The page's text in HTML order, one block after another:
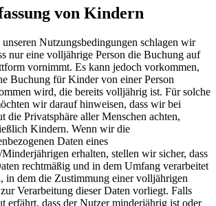
von Kindern
unseren Nutzungsbedingungen schlagen wir
nur eine volljährige Person die Buchung auf
vornimmt. Es kann jedoch vorkommen,
Buchung für Kinder von einer Person
wird, die bereits volljährig ist. Für solche
wir darauf hinweisen, dass wir bei
die Privatsphäre aller Menschen achten,
Kindern. Wenn wir die
Daten eines
erhalten, stellen wir sicher, dass
rechtmäßig und in dem Umfang verarbeitet
in dem die Zustimmung einer volljährigen
Verarbeitung dieser Daten vorliegt. Falls
erfährt, dass der Nutzer minderjährig ist oder